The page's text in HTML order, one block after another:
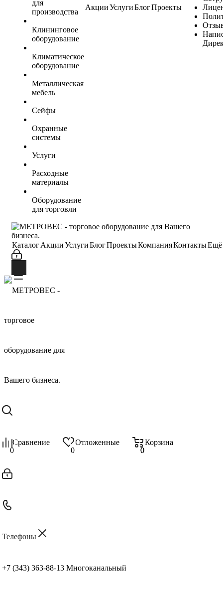
для
производства
Клининговое
оборудование
Климатическое
оборудование
Металлическая
мебель
Сейфы
Охранные
системы
Услуги
Расходные
материалы
Оборудование
для торговли
АкцииУслугиБлогПроекты
КаталогАкцииУслугиБлогПроектыКомпанияКонтактыЕщё
Сравнение
0
Отложенные
0
Корзина
0
0
Телефоны
+7 (343) 363-88-13 Многоканальный